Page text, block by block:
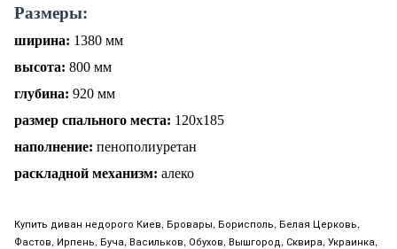
Размеры:
ширина: 1380 мм
высота: 800 мм
глубина: 920 мм
размер спального места: 120х185
наполнение: пенополиуретан
раскладной механизм: алеко
Купить диван недорого Киев, Бровары, Борисполь, Белая Церковь,
Фастов, Ирпень, Буча, Васильков, Обухов, Вышгород, Сквира, Украинка,